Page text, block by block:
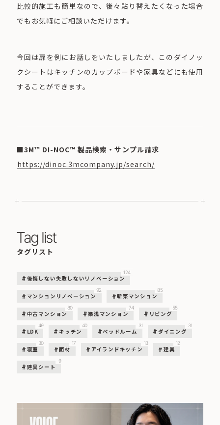
比較的施工も簡単なので、後々貼り替えたくなった場合
でもお気軽にご相談いただけます。
今回は扉を例にお話しをいたしましたが、このダイノッ
クシートはキッチンのカップボードや家具などにも使用
することができます。
■3M™ DI-NOC™ 製品検索・サンプル請求
https://dinoc.3mcompany.jp/search/
Tag list
タグリスト
後悔しない失敗しないリノベーション
124
マンションリノベーション
92
新築マンション
85
中古マンション
80
築浅マンション
74
リビング
55
LDK
49
キッチン
40
ベッドルーム
31
ダイニング
31
寝室
30
面材
17
アイランドキッチン
13
建具
12
建具シート
9